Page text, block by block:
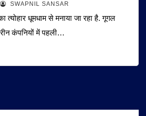
SWAPNIL SANSAR
त्योहार धूमधाम से मनाया जा रहा है. गूगल
कंपनियों में पहली…